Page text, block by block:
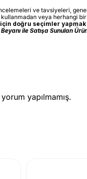
ve tavsiyeleri,
veya herhangi
için doğru seçimler
Beyanı ile Satışa Sunulan
yapılmamış.